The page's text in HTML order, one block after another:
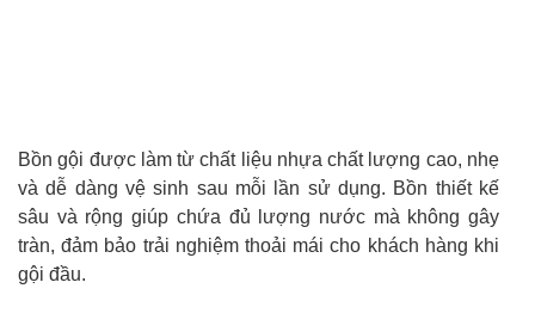
Bồn gội được làm từ chất liệu nhựa chất lượng cao, nhẹ
và dễ dàng vệ sinh sau mỗi lần sử dụng. Bồn thiết kế
sâu và rộng giúp chứa đủ lượng nước mà không gây
tràn, đảm bảo trải nghiệm thoải mái cho khách hàng khi
gội đầu.